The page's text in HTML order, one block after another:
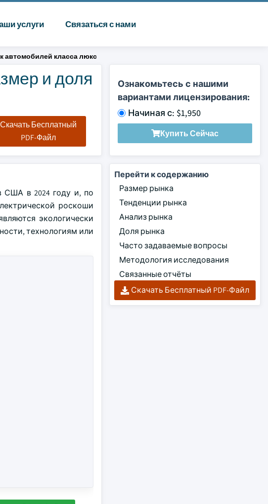
услуги Связаться с нами
автомобилей класса люкс
и доля
Скачать Бесплатный
PDF-Файл
Ознакомьтесь с нашими
вариантами лицензирования:
Начиная с: $1,950
Купить Сейчас
США в 2024 году и, по
роскоши
экологически
технологиям или
Перейти к содержанию
Размер рынка
Тенденции рынка
Анализ рынка
Доля рынка
Часто задаваемые вопросы
Методология исследования
Связанные отчёты
Скачать Бесплатный PDF-Файл